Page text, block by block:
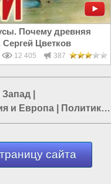
Почему древняя
Цветков
12 405 387
Запад
и Европа
Политика
сайта